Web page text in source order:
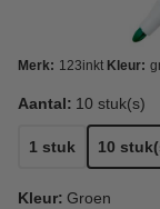
Merk: 123inkt Kleur:
Aantal: 10 stuk(s)
1 stuk 10
Kleur: Groen